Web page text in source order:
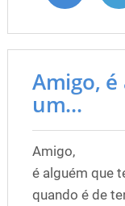
Amigo,
um...
Amigo,
é alguém que
quando é de